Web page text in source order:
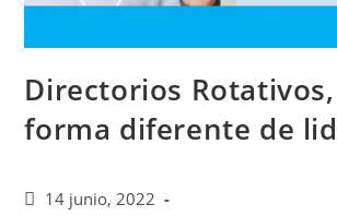
Directorios
forma diferente de
14 junio, 2022